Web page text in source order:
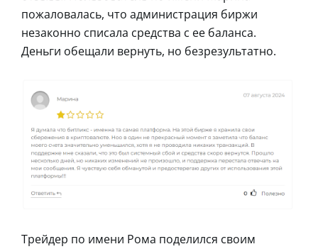
пожаловалась, что администрация биржи
незаконно списала средства с ее баланса.
Деньги обещали вернуть, но безрезультатно.
Трейдер по имени Рома поделился своим